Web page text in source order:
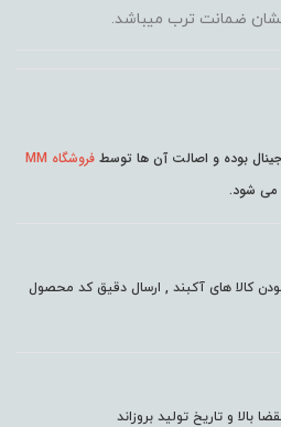
ضمانت ترب میباشد.
بوده و اصالت آن ها توسط فروشگاه MM
می شود.
کالا های آکبند , ارسال دقیق کد محصول
بالا و تاریخ تولید بروزاند